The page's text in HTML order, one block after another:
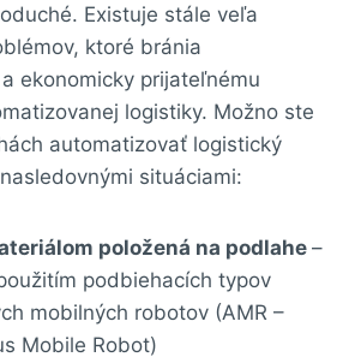
Existuje stále veľa
ktoré bránia
ekonomicky prijateľnému
logistiky. Možno ste
automatizovať logistický
situáciami:
položená na podlahe –
podbiehacích typov
mobilných robotov (AMR –
Mobile Robot)